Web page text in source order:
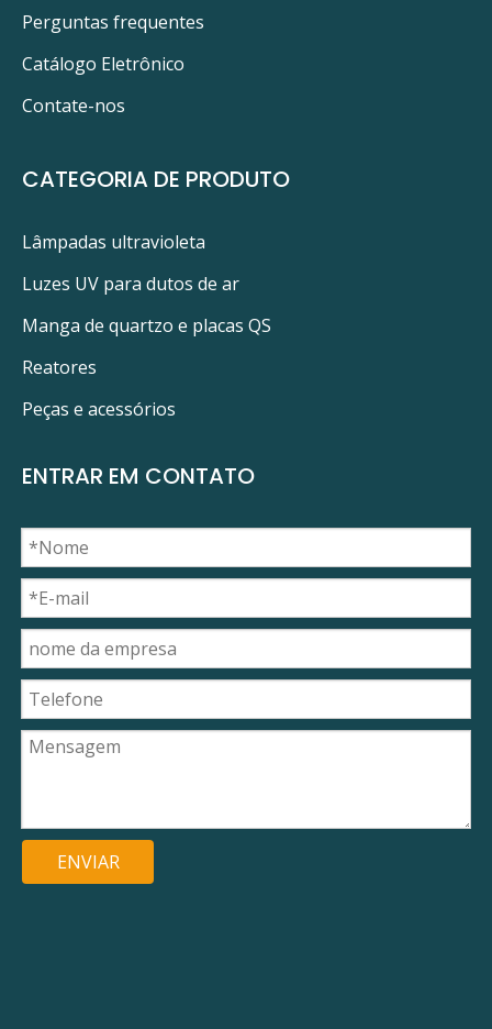
Perguntas frequentes
Catálogo Eletrônico
Contate-nos
CATEGORIA DE PRODUTO
Lâmpadas ultravioleta
Luzes UV para dutos de ar
Manga de quartzo e placas QS
Reatores
Peças e acessórios
ENTRAR EM CONTATO
ENVIAR